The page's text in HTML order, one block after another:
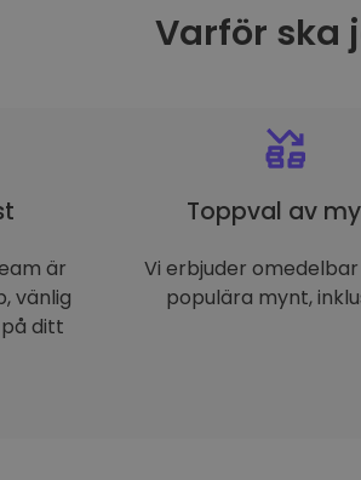
Varför ska
är
vänlig
ditt
Toppval av
Vi erbjuder
populära mynt,